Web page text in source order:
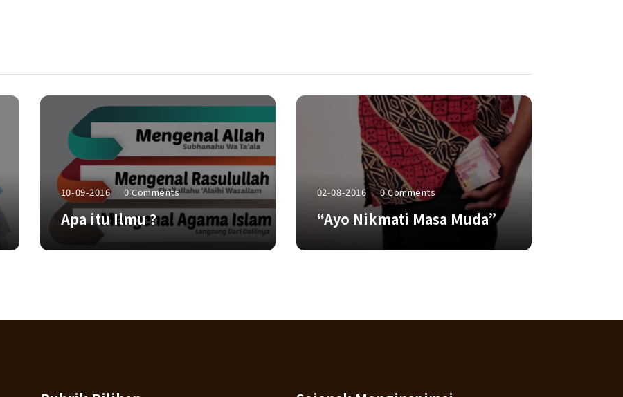
10-09-2016 0 Comments
Apa itu Ilmu ?
02-08-2016 0 Comments
“Ayo Nikmati Masa Muda”